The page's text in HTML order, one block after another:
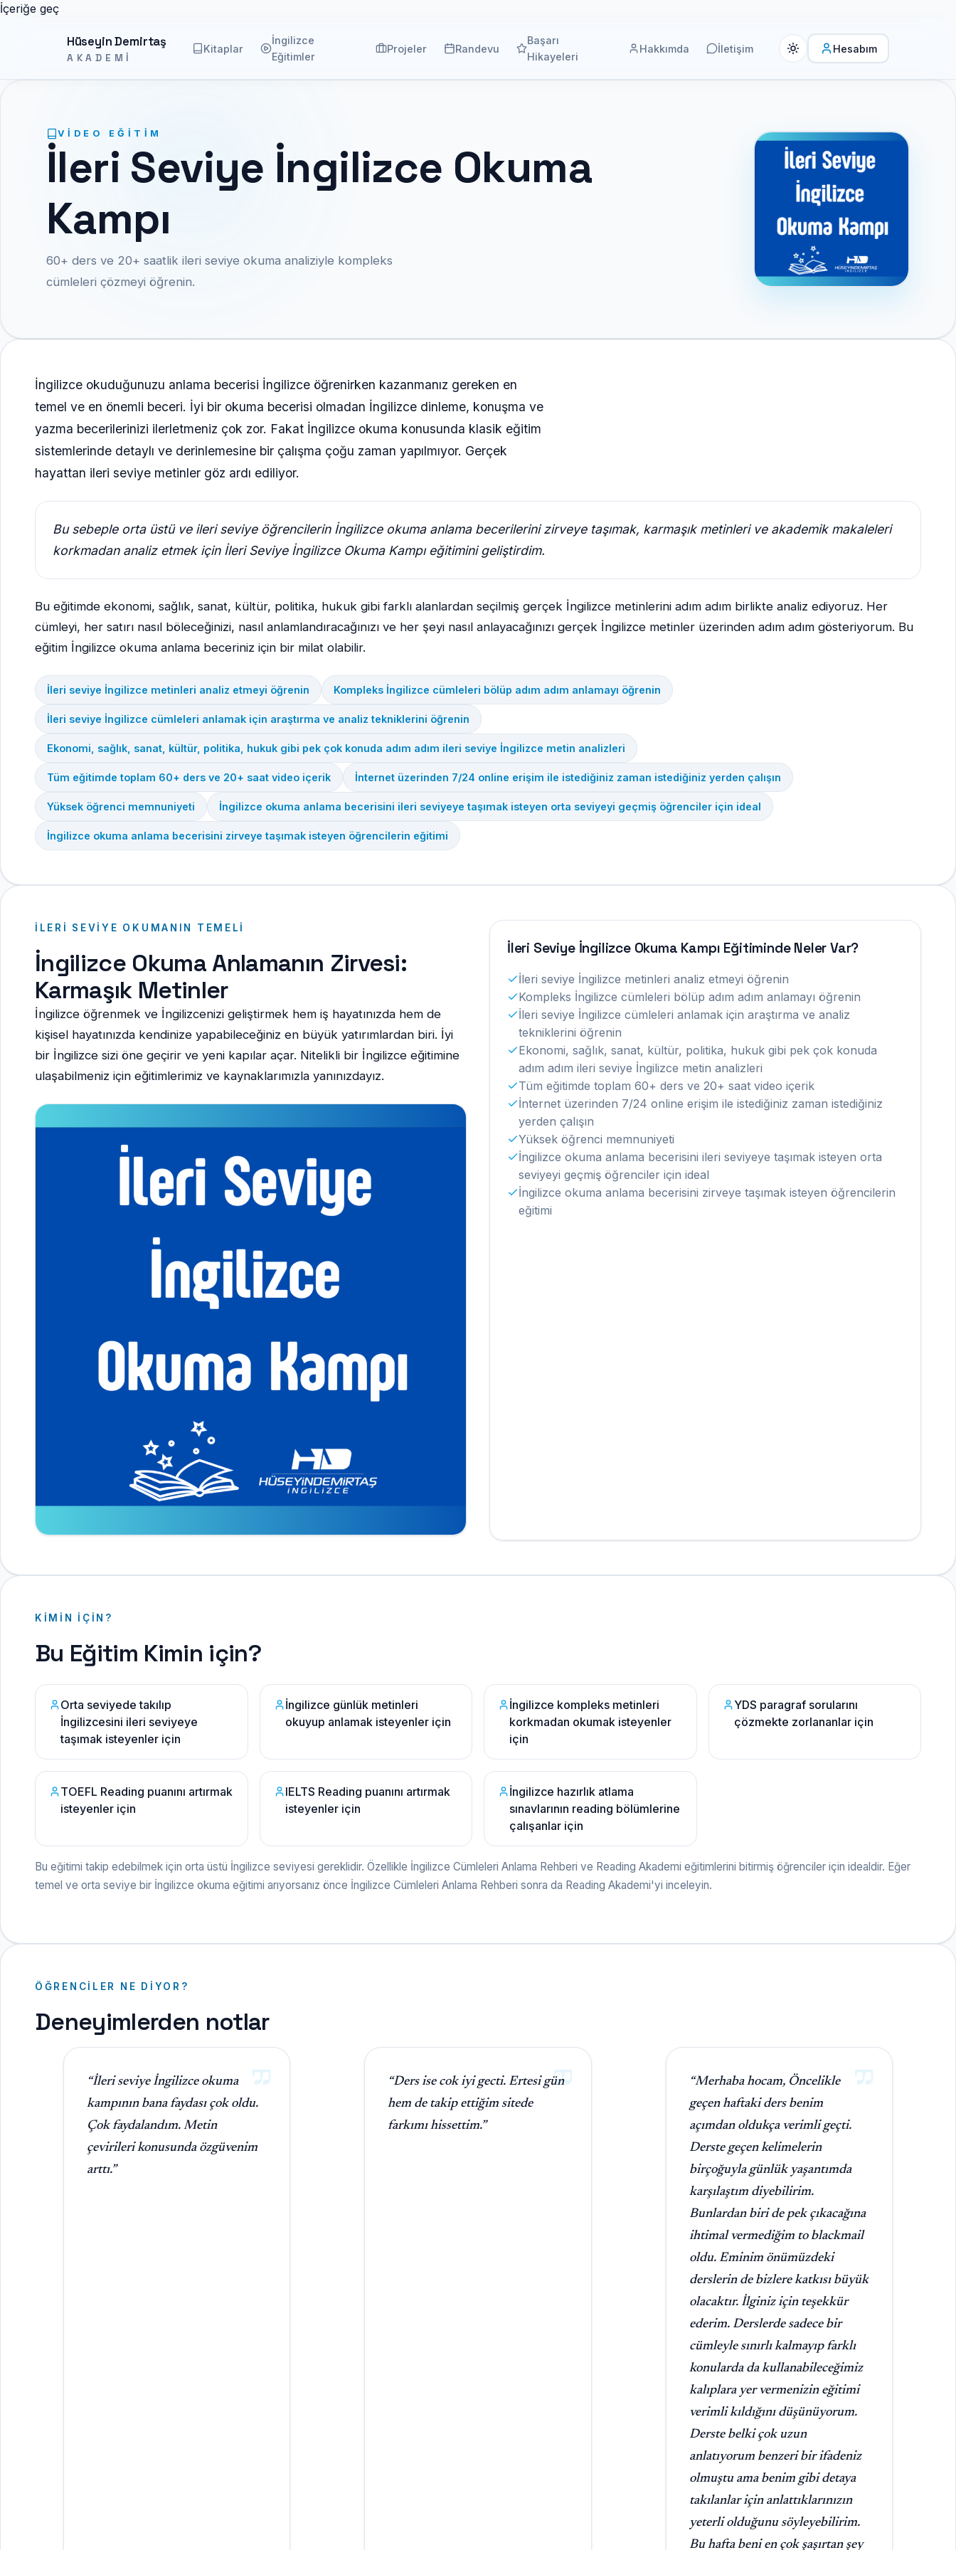
İçeriğe geç
Hüseyin Demirtaş
AKADEMI
Kitaplar
İngilizce
Eğitimler
Projeler Randevu
Başarı
Hikayeleri
Hakkımda İletişim Hesabım
VIDEO EĞITIM
İleri Seviye İngilizce Okuma
Kampı
60+ ders ve 20+ saatlik ileri seviye okuma analiziyle kompleks
cümleleri çözmeyi öğrenin.
İngilizce okuduğunuzu anlama becerisi İngilizce öğrenirken kazanmanız gereken en
temel ve en önemli beceri. İyi bir okuma becerisi olmadan İngilizce dinleme, konuşma ve
yazma becerilerinizi ilerletmeniz çok zor. Fakat İngilizce okuma konusunda klasik eğitim
sistemlerinde detaylı ve derinlemesine bir çalışma çoğu zaman yapılmıyor. Gerçek
hayattan ileri seviye metinler göz ardı ediliyor.
Bu sebeple orta üstü ve ileri seviye öğrencilerin İngilizce okuma anlama becerilerini zirveye taşımak, karmaşık metinleri ve akademik makaleleri
korkmadan analiz etmek için İleri Seviye İngilizce Okuma Kampı eğitimini geliştirdim.
Bu eğitimde ekonomi, sağlık, sanat, kültür, politika, hukuk gibi farklı alanlardan seçilmiş gerçek İngilizce metinlerini adım adım birlikte analiz ediyoruz. Her
cümleyi, her satırı nasıl böleceğinizi, nasıl anlamlandıracağınızı ve her şeyi nasıl anlayacağınızı gerçek İngilizce metinler üzerinden adım adım gösteriyorum. Bu
eğitim İngilizce okuma anlama beceriniz için bir milat olabilir.
İleri seviye İngilizce metinleri analiz etmeyi öğrenin Kompleks İngilizce cümleleri bölüp adım adım anlamayı öğrenin
İleri seviye İngilizce cümleleri anlamak için araştırma ve analiz tekniklerini öğrenin
Ekonomi, sağlık, sanat, kültür, politika, hukuk gibi pek çok konuda adım adım ileri seviye İngilizce metin analizleri
Tüm eğitimde toplam 60+ ders ve 20+ saat video içerik İnternet üzerinden 7/24 online erişim ile istediğiniz zaman istediğiniz yerden çalışın
Yüksek öğrenci memnuniyeti İngilizce okuma anlama becerisini ileri seviyeye taşımak isteyen orta seviyeyi geçmiş öğrenciler için ideal
İngilizce okuma anlama becerisini zirveye taşımak isteyen öğrencilerin eğitimi
İLERI SEVIYE OKUMANIN TEMELI
İngilizce Okuma Anlamanın Zirvesi:
Karmaşık Metinler
İngilizce öğrenmek ve İngilizcenizi geliştirmek hem iş hayatınızda hem de
kişisel hayatınızda kendinize yapabileceğiniz en büyük yatırımlardan biri. İyi
bir İngilizce sizi öne geçirir ve yeni kapılar açar. Nitelikli bir İngilizce eğitimine
ulaşabilmeniz için eğitimlerimiz ve kaynaklarımızla yanınızdayız.
İleri Seviye İngilizce Okuma Kampı Eğitiminde Neler Var?
İleri seviye İngilizce metinleri analiz etmeyi öğrenin
Kompleks İngilizce cümleleri bölüp adım adım anlamayı öğrenin
İleri seviye İngilizce cümleleri anlamak için araştırma ve analiz
tekniklerini öğrenin
Ekonomi, sağlık, sanat, kültür, politika, hukuk gibi pek çok konuda
adım adım ileri seviye İngilizce metin analizleri
Tüm eğitimde toplam 60+ ders ve 20+ saat video içerik
İnternet üzerinden 7/24 online erişim ile istediğiniz zaman istediğiniz
yerden çalışın
Yüksek öğrenci memnuniyeti
İngilizce okuma anlama becerisini ileri seviyeye taşımak isteyen orta
seviyeyi geçmiş öğrenciler için ideal
İngilizce okuma anlama becerisini zirveye taşımak isteyen öğrencilerin
eğitimi
KIMIN İÇIN?
Bu Eğitim Kimin için?
Orta seviyede takılıp
İngilizcesini ileri seviyeye
taşımak isteyenler için
İngilizce günlük metinleri
okuyup anlamak isteyenler için
İngilizce kompleks metinleri
korkmadan okumak isteyenler
için
YDS paragraf sorularını
çözmekte zorlananlar için
TOEFL Reading puanını artırmak
isteyenler için
IELTS Reading puanını artırmak
isteyenler için
İngilizce hazırlık atlama
sınavlarının reading bölümlerine
çalışanlar için
Bu eğitimi takip edebilmek için orta üstü İngilizce seviyesi gereklidir. Özellikle İngilizce Cümleleri Anlama Rehberi ve Reading Akademi eğitimlerini bitirmiş öğrenciler için idealdir. Eğer
temel ve orta seviye bir İngilizce okuma eğitimi arıyorsanız önce İngilizce Cümleleri Anlama Rehberi sonra da Reading Akademi'yi inceleyin.
ÖĞRENCILER NE DIYOR?
Deneyimlerden notlar
“İleri seviye İngilizce okuma
kampının bana faydası çok oldu.
Çok faydalandım. Metin
çevirileri konusunda özgüvenim
arttı.”
“Ders ise cok iyi gecti. Ertesi gün
hem de takip ettiğim sitede
farkımı hissettim.”
“Merhaba hocam, Öncelikle
geçen haftaki ders benim
açımdan oldukça verimli geçti.
Derste geçen kelimelerin
birçoğuyla günlük yaşantımda
karşılaştım diyebilirim.
Bunlardan biri de pek çıkacağına
ihtimal vermediğim to blackmail
oldu. Eminim önümüzdeki
derslerin de bizlere katkısı büyük
olacaktır. İlginiz için teşekkür
ederim. Derslerde sadece bir
cümleyle sınırlı kalmayıp farklı
konularda da kullanabileceğimiz
kalıplara yer vermenizin eğitimi
verimli kıldığını düşünüyorum.
Derste belki çok uzun
anlatıyorum benzeri bir ifadeniz
olmuştu ama benim gibi detaya
takılanlar için anlattıklarınızın
yeterli olduğunu söyleyebilirim.
Bu hafta beni en çok şaşırtan şey